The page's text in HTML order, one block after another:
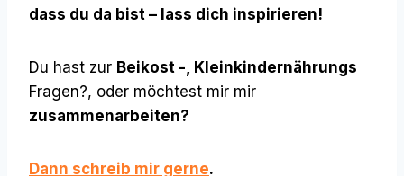
dass du da bist – lass dich inspirieren!
Du hast zur Beikost -, Kleinkindernährungs
Fragen?, oder möchtest mir mir
zusammenarbeiten?
Dann schreib mir gerne.